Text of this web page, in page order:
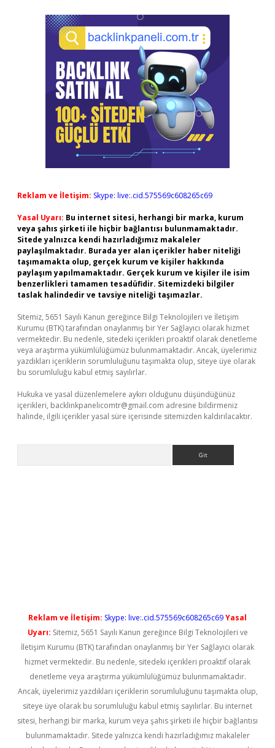
Reklam ve İletişim: Skype: live:.cid.575569c608265c69
Yasal Uyarı: Bu internet sitesi, herhangi bir marka, kurum
veya şahıs şirketi ile hiçbir bağlantısı bulunmamaktadır.
Sitede yalnızca kendi hazırladığımız makaleler
paylaşılmaktadır. Burada yer alan içerikler haber niteliği
taşımamakta olup, gerçek kurum ve kişiler hakkında
paylaşım yapılmamaktadır. Gerçek kurum ve kişiler ile isim
benzerlikleri tamamen tesadüfidir. Sitemizdeki bilgiler
taslak halindedir ve tavsiye niteliği taşımazlar.
Sitemiz, 5651 Sayılı Kanun gereğince Bilgi Teknolojileri ve İletişim
Kurumu (BTK) tarafından onaylanmış bir Yer Sağlayıcı olarak hizmet
vermektedir. Bu nedenle, sitedeki içerikleri proaktif olarak denetleme
veya araştırma yükümlülüğümüz bulunmamaktadır. Ancak, üyelerimiz
yazdıkları içeriklerin sorumluluğunu taşımakta olup, siteye üye olarak
bu sorumluluğu kabul etmiş sayılırlar.
Hukuka ve yasal düzenlemelere aykırı olduğunu düşündüğünüz
içerikleri, backlinkpanelicomtr@gmail.com adresine bildirmeniz
halinde, ilgili içerikler yasal süre içerisinde sitemizden kaldırılacaktır.
Reklam ve İletişim: Skype: live:.cid.575569c608265c69Yasal
Uyarı: Sitemiz, 5651 Sayılı Kanun gereğince Bilgi Teknolojileri ve
İletişim Kurumu (BTK) tarafından onaylanmış bir Yer Sağlayıcı olarak
hizmet vermektedir. Bu nedenle, sitedeki içerikleri proaktif olarak
denetleme veya araştırma yükümlülüğümüz bulunmamaktadır.
Ancak, üyelerimiz yazdıkları içeriklerin sorumluluğunu taşımakta olup,
siteye üye olarak bu sorumluluğu kabul etmiş sayılırlar. Bu internet
sitesi, herhangi bir marka, kurum veya şahıs şirketi ile hiçbir bağlantısı
bulunmamaktadır. Sitede yalnızca kendi hazırladığımız makaleler